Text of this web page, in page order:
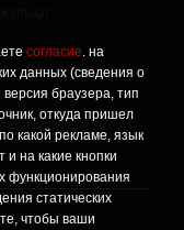
согласие. на
данных (сведения о
браузера, тип
откуда пришел
какой рекламе, язык
на какие кнопки
функционирования
статических
чтобы ваши
лицам
запись о